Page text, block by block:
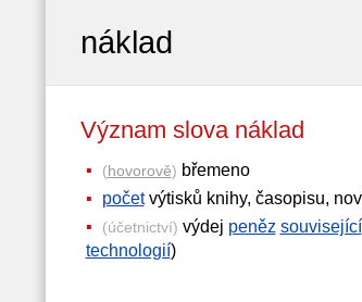
náklad
Význam slova náklad
(hovorově) břemeno
početvýtisků knihy, časopisu,
(účetnictví) výdej peněz související
technologií)